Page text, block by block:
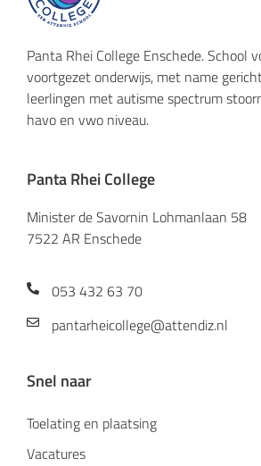
Panta Rhei College Enschede. School
voortgezet onderwijs, met name
leerlingen met autisme spectrum
havo en vwo niveau.
Panta Rhei College
Minister de Savornin Lohmanlaan 58
7522 AR Enschede
053 432 63 70
pantarheicollege@attendiz.nl
Snel naar
Toelating en plaatsing
Vacatures